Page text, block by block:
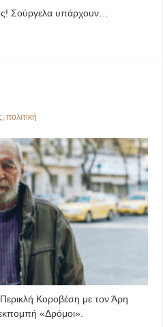
Σούργελα υπάρχουν…
,πολιτική
Κοροβέση με τον Άρη
«Δρόμοι».